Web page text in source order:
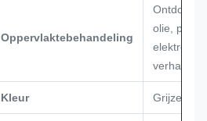
Oppervlaktebehandeling
Ontdoe,
olie,
Kleur Grijze